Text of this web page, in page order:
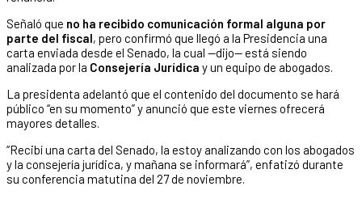
Señaló que no ha recibido comunicación formal alguna por
parte del fiscal, pero confirmó que llegó a la Presidencia una
carta enviada desde el Senado, la cual —dijo— está siendo
analizada por la Consejería Jurídica y un equipo de abogados.
La presidenta adelantó que el contenido del documento se hará
público “en su momento” y anunció que este viernes ofrecerá
mayores detalles.
“Recibí una carta del Senado, la estoy analizando con los abogados
y la consejería jurídica, y mañana se informará”, enfatizó durante
su conferencia matutina del 27 de noviembre.